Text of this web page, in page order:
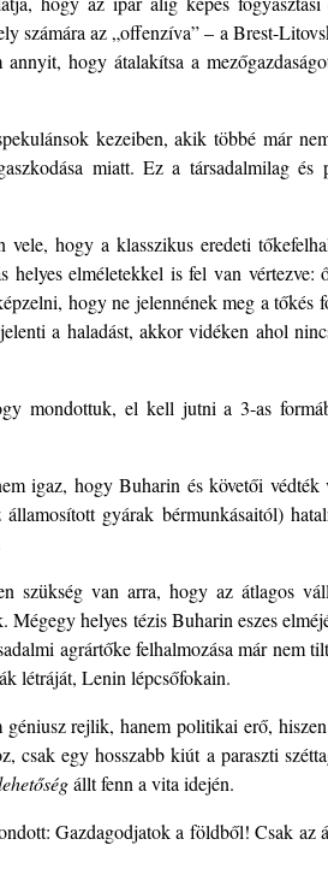
számára az „offenzíva” – a Brest-
hogy átalakítsa a
kezeiben, akik többé már
miatt. Ez a társadalmilag
hogy a klasszikus eredeti
elméletekkel is fel van
hogy ne jelennének meg a
a haladást, akkor vidéken ahol
mondottuk, el kell jutni a 3-as
igaz, hogy Buharin és követői
gyárak bérmunkásaitól)
szükség van arra, hogy az átlagos
helyes tézis Buharin eszes
agrártőke felhalmozása már nem
létráját, Lenin lépcsőfokain.
rejlik, hanem politikai erő,
egy hosszabb kiút a paraszti
állt fenn a vita idején.
Gazdagodjatok a földből! Csak az